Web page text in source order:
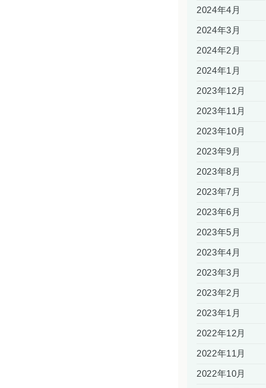
2024年4月
2024年3月
2024年2月
2024年1月
2023年12月
2023年11月
2023年10月
2023年9月
2023年8月
2023年7月
2023年6月
2023年5月
2023年4月
2023年3月
2023年2月
2023年1月
2022年12月
2022年11月
2022年10月